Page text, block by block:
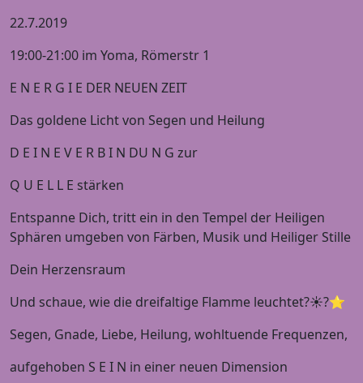
22.7.2019
19:00-21:00 im Yoma, Römerstr 1
E N E R G I E DER NEUEN ZEIT
Das goldene Licht von Segen und Heilung
D E I N E V E R B I N DU N G zur
Q U E L L E stärken
Entspanne Dich, tritt ein in den Tempel der Heiligen
Sphären umgeben von Färben, Musik und Heiliger Stille
Dein Herzensraum
Und schaue, wie die dreifaltige Flamme leuchtet?☀️?⭐️
Segen, Gnade, Liebe, Heilung, wohltuende Frequenzen,
aufgehoben S E I N in einer neuen Dimension